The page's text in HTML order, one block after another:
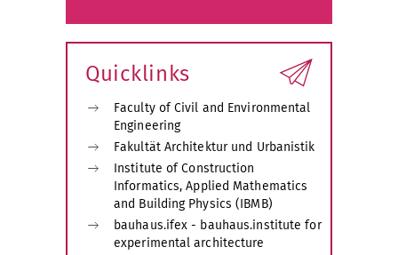
Quicklinks
Faculty of Civil and Environmental
Engineering
Fakultät Architektur und Urbanistik
Institute of Construction
Informatics, Applied Mathematics
and Building Physics (IBMB)
bauhaus.ifex - bauhaus.institute for
experimental architecture